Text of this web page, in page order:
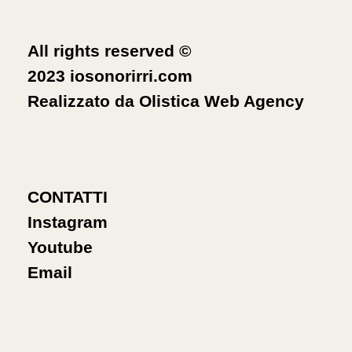
All rights reserved ©
2023 iosonorirri.com
Realizzato da Olistica Web Agency
CONTATTI
Instagram
Youtube
Email